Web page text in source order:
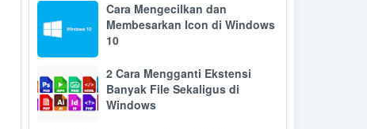
Cara Mengecilkan dan
Membesarkan Icon di Windows
10
2 Cara Mengganti Ekstensi
Banyak File Sekaligus di
Windows